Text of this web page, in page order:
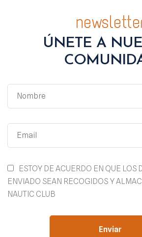
ÚNETE A
ESTOY DE ACUERDO EN QUE LOS
ENVIADO SEAN RECOGIDOS Y
NAUTIC CLUB
Enviar